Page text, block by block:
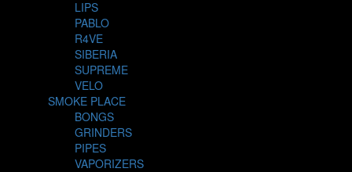
LIPS
PABLO
R4VE
SIBERIA
SUPREME
VELO
SMOKE PLACE
BONGS
GRINDERS
PIPES
VAPORIZERS